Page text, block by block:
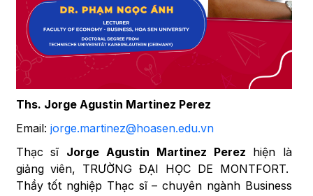
Ths. Jorge Agustin Martinez Perez
Email: jorge.martinez@hoasen.edu.vn
Thạc sĩ Jorge Agustin Martinez Perez hiện là
giảng viên, TRƯỜNG ĐẠI HỌC DE MONTFORT.
Thầy tốt nghiệp Thạc sĩ – chuyên ngành Business